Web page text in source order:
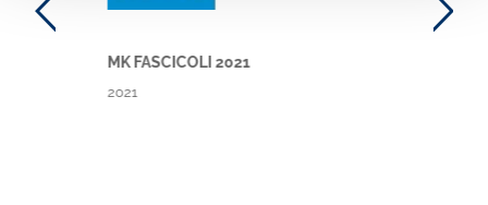
MK FASCICOLI 2021
2021